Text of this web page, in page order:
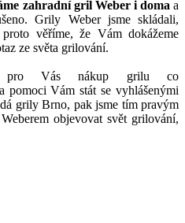
zahradní gril Weber i domaa
Grily Weber jsme skládali,
věříme, že Vám dokážeme
ze světa grilování.
pro Vás nákup grilu co
pomoci Vám stát se vyhlášenými
grily Brno, pak jsme tím pravým
objevovat svět grilování,